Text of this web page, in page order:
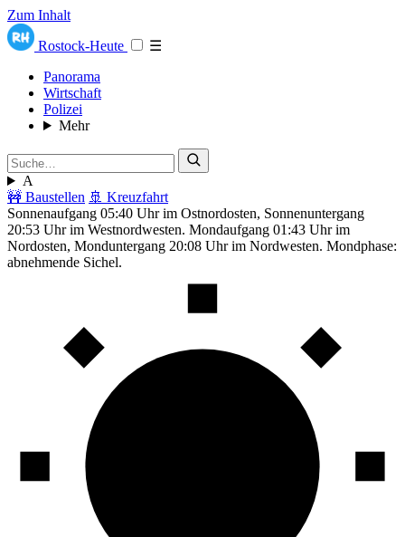
Zum Inhalt
Rostock-Heute
☰
Panorama
Wirtschaft
Polizei
Mehr
A
🚧 Baustellen 🚢 Kreuzfahrt
Sonnenaufgang 05:40 Uhr im Ostnordosten, Sonnenuntergang
20:53 Uhr im Westnordwesten. Mondaufgang 01:43 Uhr im
Nordosten, Monduntergang 20:08 Uhr im Nordwesten. Mondphase:
abnehmende Sichel.